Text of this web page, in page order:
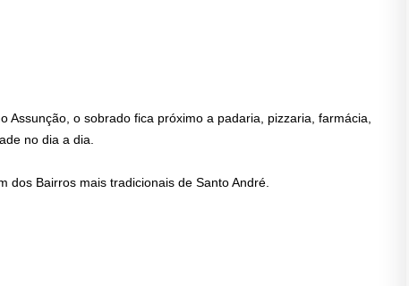
o sobrado fica próximo a padaria, pizzaria, farmácia,
no dia a dia.
dos Bairros mais tradicionais de Santo André.